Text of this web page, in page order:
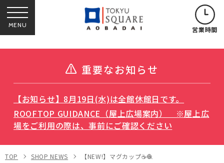
MENU 営業時間
重要なお知らせ
【お知らせ】8月19日(水)は全館休館日です。
ROOFTOP GUIDANCE（屋上広場案内） ※屋上広
場をご利用の際は、事前にご確認ください
TOP SHOP NEWS 【NEW!】マグカップ☕️🧶